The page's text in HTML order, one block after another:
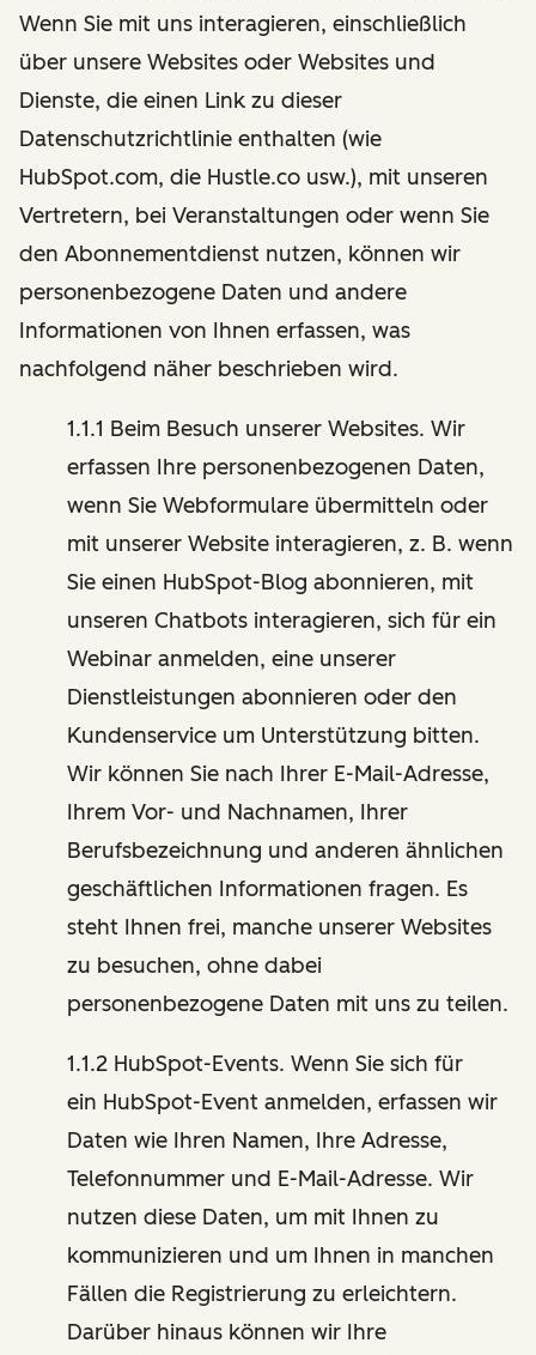
Wenn Sie mit uns interagieren, einschließlich
über unsere Websites oder Websites und
Dienste, die einen Link zu dieser
Datenschutzrichtlinie enthalten (wie
HubSpot.com, die Hustle.co usw.), mit unseren
Vertretern, bei Veranstaltungen oder wenn Sie
den Abonnementdienst nutzen, können wir
personenbezogene Daten und andere
Informationen von Ihnen erfassen, was
nachfolgend näher beschrieben wird.
1.1.1 Beim Besuch unserer Websites. Wir
erfassen Ihre personenbezogenen Daten,
wenn Sie Webformulare übermitteln oder
mit unserer Website interagieren, z. B. wenn
Sie einen HubSpot-Blog abonnieren, mit
unseren Chatbots interagieren, sich für ein
Webinar anmelden, eine unserer
Dienstleistungen abonnieren oder den
Kundenservice um Unterstützung bitten.
Wir können Sie nach Ihrer E-Mail-Adresse,
Ihrem Vor- und Nachnamen, Ihrer
Berufsbezeichnung und anderen ähnlichen
geschäftlichen Informationen fragen. Es
steht Ihnen frei, manche unserer Websites
zu besuchen, ohne dabei
personenbezogene Daten mit uns zu teilen.
1.1.2 HubSpot-Events. Wenn Sie sich für
ein HubSpot-Event anmelden, erfassen wir
Daten wie Ihren Namen, Ihre Adresse,
Telefonnummer und E-Mail-Adresse. Wir
nutzen diese Daten, um mit Ihnen zu
kommunizieren und um Ihnen in manchen
Fällen die Registrierung zu erleichtern.
Darüber hinaus können wir Ihre